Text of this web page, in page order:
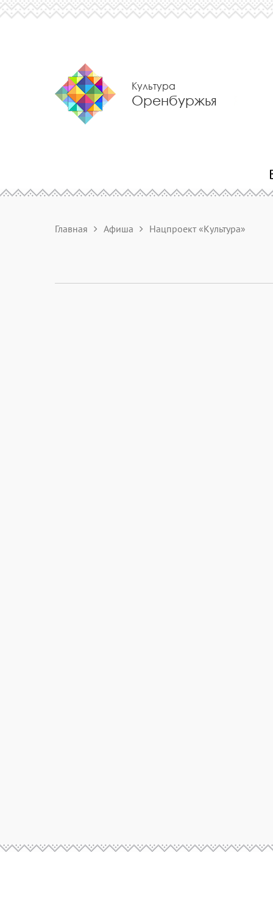
Культура
Оренбуржья
Главная Афиша Нацпроект «Культура»